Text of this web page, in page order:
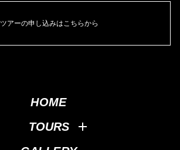
ツアーの申し込みはこちらから
HOME
TOURS